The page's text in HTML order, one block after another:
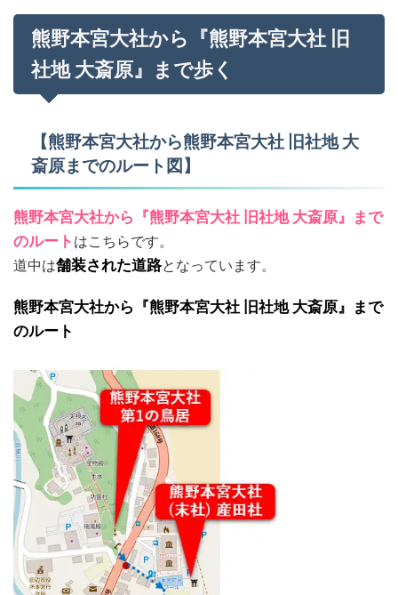
熊野本宮大社から『熊野本宮大社 旧
社地 大斎原』まで歩く
【熊野本宮大社から熊野本宮大社 旧社地 大
斎原までのルート図】
熊野本宮大社から『熊野本宮大社 旧社地 大斎原』まで
のルート はこちらです。
道中は舗装された道路となっています。
熊野本宮大社から『熊野本宮大社 旧社地 大斎原』まで
のルート